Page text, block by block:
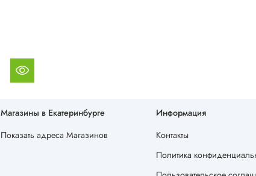
Магазины в Екатеринбурге
Показать адреса Магазинов
Информация
Контакты
Политика